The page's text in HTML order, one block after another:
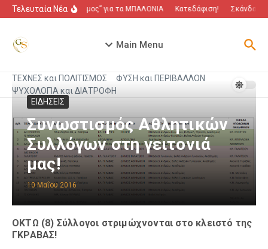
Μετάβαση στο περιεχόμενο
Τελευταία Νέα“Πόλεμος” για τα ΜΠΑΛΟΝΙΑ Κατεδάφιση! Σκάνδαλο
Main Menu
ΤΕΧΝΕΣ και ΠΟΛΙΤΙΣΜΟΣ
ΦΥΣΗ και ΠΕΡΙΒΑΛΛΟΝ
ΨΥΧΟΛΟΓΙΑ και ΔΙΑΤΡΟΦΗ
ΕΙΔΗΣΕΙΣ
Συνωστισμός Αθλητικών
Συλλόγων στη γειτονιά
μας!
10 Μαΐου 2016
ΟΚΤΩ (8) Σύλλογοι στριμώχνονται στο κλειστό της
ΓΚΡΑΒΑΣ!